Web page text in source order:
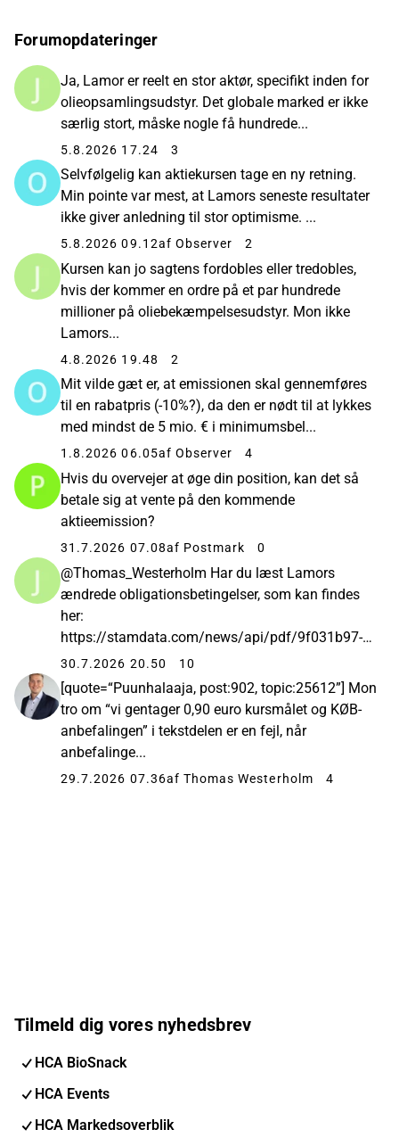
Forumopdateringer
Ja, Lamor er reelt en stor aktør, specifikt inden for
olieopsamlingsudstyr. Det globale marked er ikke
særlig stort, måske nogle få hundrede...
5.8.2026 17.24 3
Selvfølgelig kan aktiekursen tage en ny retning.
Min pointe var mest, at Lamors seneste resultater
ikke giver anledning til stor optimisme. ...
5.8.2026 09.12af Observer 2
Kursen kan jo sagtens fordobles eller tredobles,
hvis der kommer en ordre på et par hundrede
millioner på oliebekæmpelsesudstyr. Mon ikke
Lamors...
4.8.2026 19.48 2
Mit vilde gæt er, at emissionen skal gennemføres
til en rabatpris (-10%?), da den er nødt til at lykkes
med mindst de 5 mio. € i minimumsbel...
1.8.2026 06.05af Observer 4
Hvis du overvejer at øge din position, kan det så
betale sig at vente på den kommende
aktieemission?
31.7.2026 07.08af Postmark 0
@Thomas_Westerholm Har du læst Lamors
ændrede obligationsbetingelser, som kan findes
her:
https://stamdata.com/news/api/pdf/9f031b97-
1567-4c01...
30.7.2026 20.50 10
[quote=“Puunhalaaja, post:902, topic:25612”] Mon
tro om “vi gentager 0,90 euro kursmålet og KØB-
anbefalingen” i tekstdelen er en fejl, når
anbefalinge...
29.7.2026 07.36af Thomas Westerholm 4
Tilmeld dig vores nyhedsbrev
HCA BioSnack
HCA Events
HCA Markedsoverblik